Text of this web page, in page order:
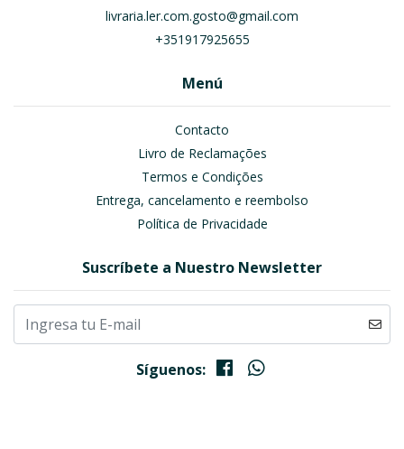
livraria.ler.com.gosto@gmail.com
+351917925655
Menú
Contacto
Livro de Reclamações
Termos e Condições
Entrega, cancelamento e reembolso
Política de Privacidade
Suscríbete a Nuestro Newsletter
Síguenos: